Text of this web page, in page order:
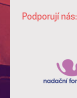
Podporují nás: